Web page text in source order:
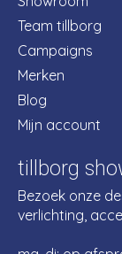
Team tillborg
Campaigns
Merken
Blog
Mijn account
tillborg
Bezoek onze
verlichting,